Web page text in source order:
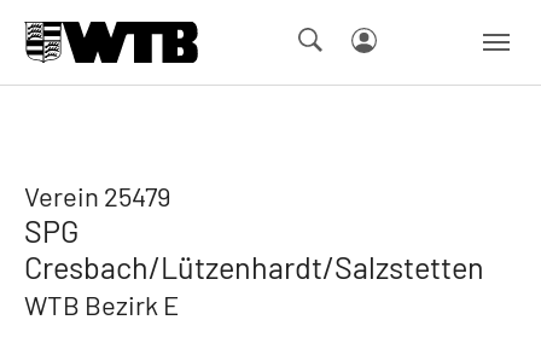
Verein 25479
SPG
Cresbach/Lützenhardt/Salzstetten
WTB Bezirk E